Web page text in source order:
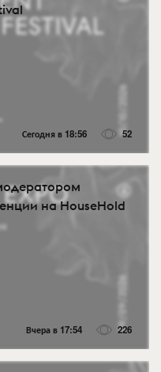
Сегодня в 18:56 52
на HouseHold
Вчера в 17:54 226